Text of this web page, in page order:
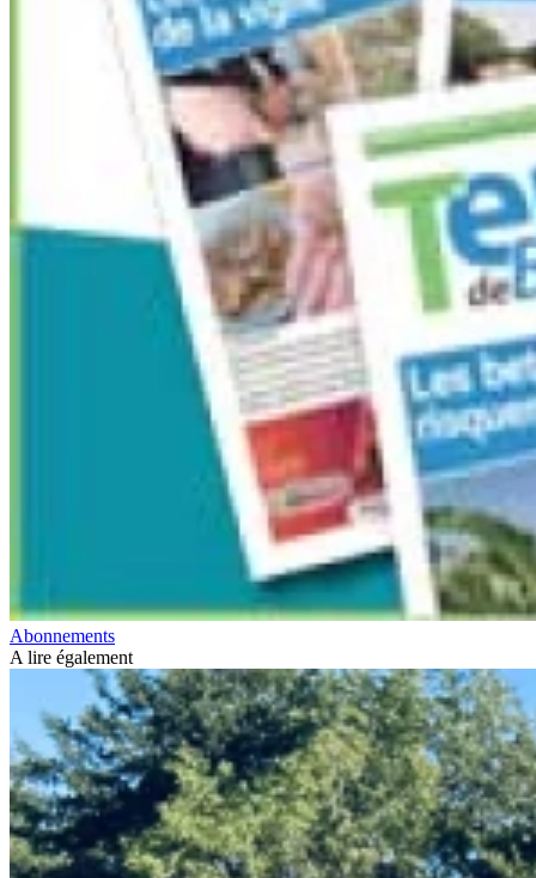
Abonnements
A lire également